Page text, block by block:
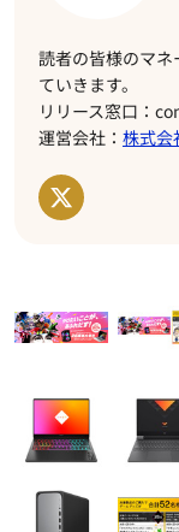
読者の皆様のマ
ていきます。
リリース窓口：
運営会社： 株式会